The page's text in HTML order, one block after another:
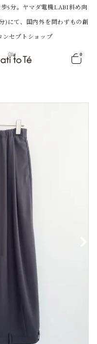
5分。ヤマダ電機LABI斜め向
)にて、国内外を問わずもの創
ンセプトショップ
0
録